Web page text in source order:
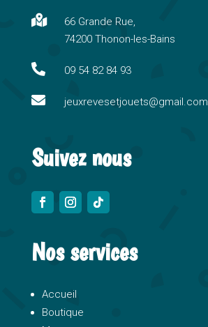
n
a
i
e

66 Grande Rue,
74200 Thonon-les-Bains
 09 54 82 84 93
 jeuxrevesetjouets@gmail.com
Suivez nous
Nos services
Accueil
Boutique